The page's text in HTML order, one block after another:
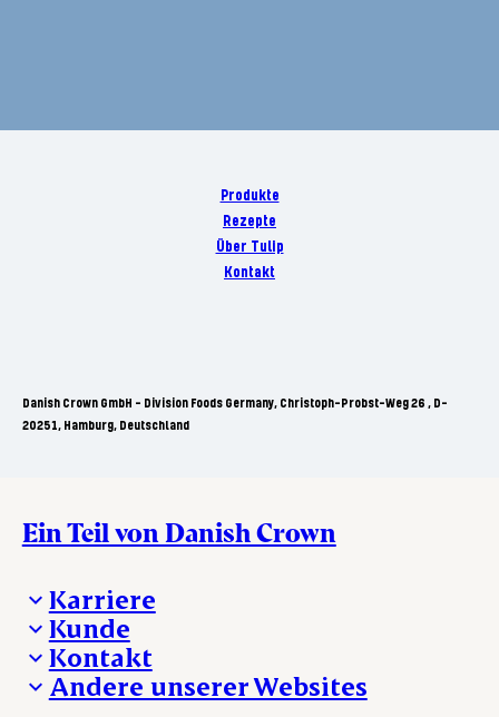
Produkte
Rezepte
Über Tulip
Kontakt
Danish Crown GmbH - Division Foods Germany, Christoph-Probst-Weg 26 , D-
20251, Hamburg, Deutschland
Ein Teil von Danish Crown
Karriere
Deine Karriere bei Danish Crown
Aktuelle Jobangebote
Danish Crown
Kunde
Was wir anbieten
Lebensmittelsicherheit
Kontakt
Aktuelles und Presse
Andere unserer Websites